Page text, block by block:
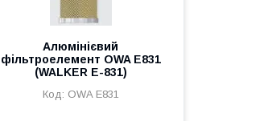
Алюмінієвий
фільтроелемент OWA E831
(WALKER E-831)
OWA E831